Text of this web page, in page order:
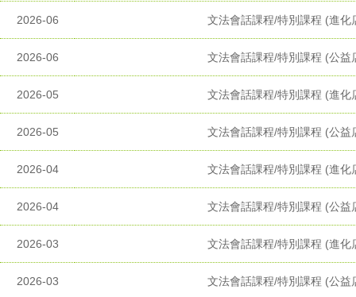
2026-06 文法會話課程/特別課程 (進化
2026-06 文法會話課程/特別課程 (公益
2026-05 文法會話課程/特別課程 (進化
2026-05 文法會話課程/特別課程 (公益
2026-04 文法會話課程/特別課程 (進化
2026-04 文法會話課程/特別課程 (公益
2026-03 文法會話課程/特別課程 (進化
2026-03 文法會話課程/特別課程 (公益